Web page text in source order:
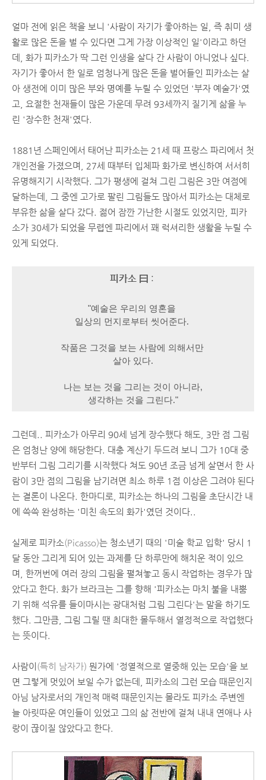
얼마 전에 읽은 책을 보니 '사람이 자기가 좋아하는 일, 즉 취미 생
활로 많은 돈을 벌 수 있다면 그게 가장 이상적인 일'이라고 하던
데, 화가 피카소가 딱 그런 인생을 살다 간 사람이 아니었나 싶다.
자기가 좋아서 한 일로 엄청나게 많은 돈을 벌어들인 피카소는 살
아 생전에 이미 많은 부와 명예를 누릴 수 있었던 '부자 예술가'였
고, 요절한 천재들이 많은 가운데 무려 93세까지 질기게 삶을 누
린 '장수한 천재'였다.
1881년 스페인에서 태어난 피카소는 21세 때 프랑스 파리에서 첫
개인전을 가졌으며, 27세 때부터 입체파 화가로 변신하여 서서히
유명해지기 시작했다. 그가 평생에 걸쳐 그린 그림은 3만 여점에
달하는데, 그 중엔 고가로 팔린 그림들도 많아서 피카소는 대체로
부유한 삶을 살다 갔다. 젊어 잠깐 가난한 시절도 있었지만, 피카
소가 30세가 되었을 무렵엔 파리에서 꽤 럭셔리한 생활을 누릴 수
있게 되었다.
피카소 曰 :
"예술은 우리의 영혼을
일상의 먼지로부터 씻어준다.
작품은 그것을 보는 사람에 의해서만
살아 있다.
나는 보는 것을 그리는 것이 아니라,
생각하는 것을 그린다."
그런데.. 피카소가 아무리 90세 넘게 장수했다 해도, 3만 점 그림
은 엄청난 양에 해당한다. 대충 계산기 두드려 보니 그가 10대 중
반부터 그림 그리기를 시작했다 쳐도 90년 조금 넘게 살면서 한 사
람이 3만 점의 그림을 남기려면 최소 하루 1점 이상은 그려야 된다
는 결론이 나온다. 한마디로, 피카소는 하나의 그림을 초단시간 내
에 쓱쓱 완성하는 '미친 속도의 화가'였던 것이다..
실제로 피카소(Picasso)는 청소년기 때의 '미술 학교 입학' 당시 1
달 동안 그리게 되어 있는 과제를 단 하루만에 해치운 적이 있으
며, 한꺼번에 여러 장의 그림을 펼쳐놓고 동시 작업하는 경우가 많
았다고 한다. 화가 브라크는 그를 향해 '피카소는 마치 불을 내뿜
기 위해 석유를 들이마시는 광대처럼 그림 그린다'는 말을 하기도
했다. 그만큼, 그림 그릴 땐 최대한 몰두해서 열정적으로 작업했다
는 뜻이다.
사람이 (특히 남자가) 뭔가에 '정열적으로 열중해 있는 모습'을 보
면 그렇게 멋있어 보일 수가 없는데, 피카소의 그런 모습 때문인지
아님 남자로서의 개인적 매력 때문인지는 몰라도 피카소 주변엔
늘 아릿따운 여인들이 있었고 그의 삶 전반에 걸쳐 내내 연애나 사
랑이 끊이질 않았다고 한다.